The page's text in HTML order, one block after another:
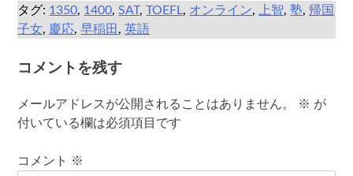
タグ: 1350, 1400,SAT,TOEFL, オンライン, 上智,塾, 帰国
子女, 慶応,早稲田 ,英語
コメントを残す
メールアドレスが公開されることはありません。 ※ が
付いている欄は必須項目です
コメント ※